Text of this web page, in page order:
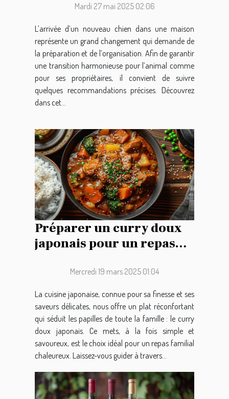
Mardi 27 mai 2025 02:06
L’arrivée d’un nouveau chien dans une maison
représente un grand changement qui demande de
la préparation et de l’organisation. Afin de garantir
une transition harmonieuse pour l’animal comme
pour ses propriétaires, il convient de suivre
quelques recommandations précises. Découvrez
dans cet...
Préparer un curry doux
japonais pour un repas
Mercredi 19 mars 2025 01:04
La cuisine japonaise, connue pour sa finesse et ses
saveurs délicates, nous offre un plat réconfortant
qui séduit les papilles de toute la famille : le curry
doux japonais. Ce mets, à la fois simple et
savoureux, est le choix idéal pour un repas familial
chaleureux. Laissez-vous guider à travers...